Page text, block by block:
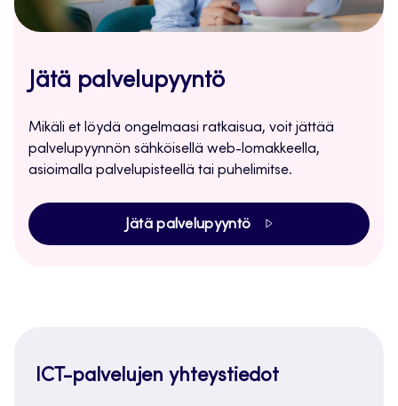
Jätä palvelupyyntö
Mikäli et löydä ongelmaasi ratkaisua, voit jättää
palvelupyynnön sähköisellä web-lomakkeella,
asioimalla palvelupisteellä tai puhelimitse.
Jätä palvelupyyntö
ICT-palvelujen yhteystiedot